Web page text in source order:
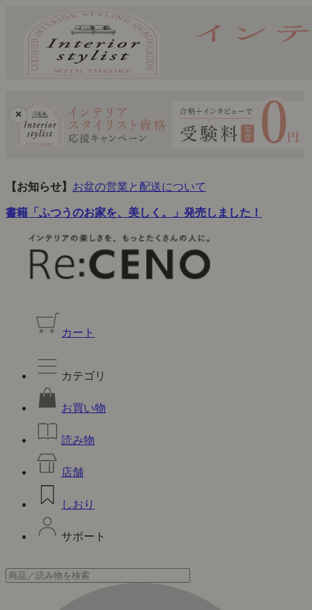
×
【お知らせ】 お盆の営業と配送について
書籍「ふつうのお家を、美しく。」発売しました！
カート
カテゴリ
お買い物
読み物
店舗
しおり
サポート